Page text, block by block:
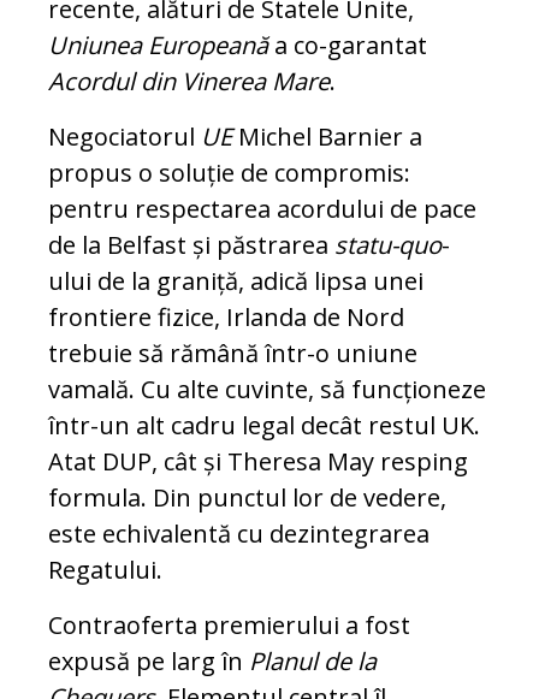
recente, alături de Statele Unite,
Uniunea Europeanăa co-garantat
Acordul din Vinerea Mare.
Negociatorul UEMichel Barnier a
propus o soluție de compromis:
pentru respectarea acordului de pace
de la Belfast și păstrarea statu-quo-
ului de la graniță, adică lipsa unei
frontiere fizice, Irlanda de Nord
trebuie să rămână într-o uniune
vamală. Cu alte cuvinte, să funcționeze
într-un alt cadru legal decât restul UK.
Atat DUP, cât și Theresa May resping
formula. Din punctul lor de vedere,
este echivalentă cu dezintegrarea
Regatului.
Contraoferta premierului a fost
expusă pe larg în Planul de la